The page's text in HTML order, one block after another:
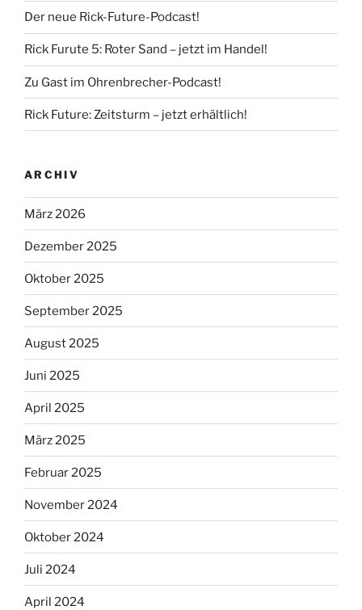
Der neue Rick-Future-Podcast!
Rick Furute 5: Roter Sand – jetzt im Handel!
Zu Gast im Ohrenbrecher-Podcast!
Rick Future: Zeitsturm – jetzt erhältlich!
ARCHIV
März 2026
Dezember 2025
Oktober 2025
September 2025
August 2025
Juni 2025
April 2025
März 2025
Februar 2025
November 2024
Oktober 2024
Juli 2024
April 2024